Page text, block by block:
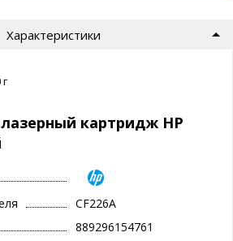
Характеристики
картридж HP
CF226A
889296154761